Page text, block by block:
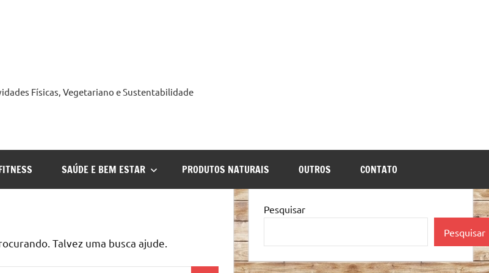
Físicas, Vegetariano e Sustentabilidade
SAÚDE E BEM ESTAR PRODUTOS NATURAIS OUTROS CONTATO
Talvez uma busca ajude.
Pesquisar
Pesquisar